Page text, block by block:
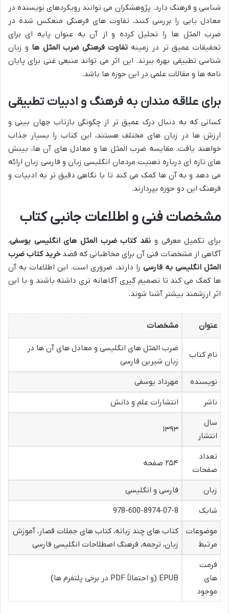
شناسی و فرهنگ دارد. پژوهشگران می توانند رویکردهای نویسنده در
معادل یابی را بررسی کنند، تفاوت های فرهنگی منعکس شده در
ضرب المثل ها را تحلیل کرده و از آن به عنوان پایه ای برای
تحقیقات عمیق تر در زمینه تفاوت فرهنگی ضرب المثل ها و زبان
شناسی تطبیقی بهره ببرند. این اثر می تواند منبعی غنی برای پایان
نامه ها و مقالات علمی در این حوزه ها باشد.
برای علاقه مندان به فرهنگ و ادبیات تطبیقی
کسانی که به دنبال درک عمیق تر از چگونگی بازتاب جهان بینی و
ارزش ها در زبان های مختلف هستند، این کتاب را بسیار جذاب
خواهند یافت. مقایسه ضرب المثل ها و معادل های آن ها، بینش
های تازه ای درباره ذهنیت مردمان انگلیسی زبان و فارسی زبان ارائه
می دهد و به آن ها کمک می کند تا با نگاهی دقیق تر به ادبیات و
فرهنگ این دو حوزه بپردازند.
مشخصات فنی و اطلاعات جانبی کتاب
برای تکمیل معرفی و نقد کتاب ضرب المثل های انگلیسی یوسفی،
آگاهی از مشخصات فنی آن برای مخاطبانی که قصد خرید کتاب ضرب
المثل انگلیسی به فارسی را دارند، ضروری است. این اطلاعات به آن
ها کمک می کند تا تصمیم گیری آگاهانه تری داشته باشند و با این
اثر ارزشمند بیشتر آشنا شوند.
عنوان مشخصات
نام کتاب
ضرب المثل های انگلیسی و معادل های آن ها در
زبان شیرین فارسی
نویسنده
مهرداد یوسفی
ناشر
انتشارات علم و دانش
سال
انتشار
۱۳۹۳
تعداد
صفحات
۲۵۴ صفحه
زبان
فارسی و انگلیسی
شابک
978-600-8974-07-8
موضوعات
مرتبط
کتاب های چند زبانه، کتاب های جملات قصار، آموزش
زبان، ترجمه، فرهنگ اصطلاحات انگلیسی فارسی
فرمت
های
موجود
EPUB (و احتمالاً PDF در برخی پلتفرم ها)